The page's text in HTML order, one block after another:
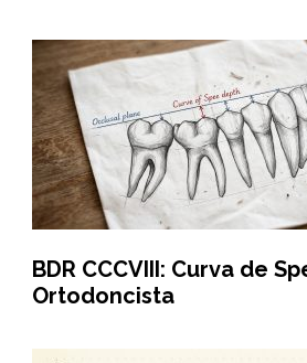
BDR CCCVIII: Curva de
Ortodoncista